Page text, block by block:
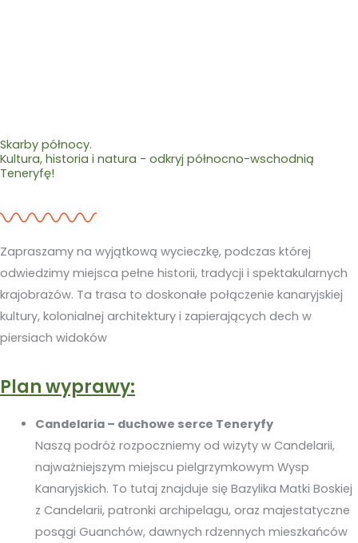
Skarby północy.
Kultura, historia i natura - odkryj północno-wschodnią
Teneryfę!
Zapraszamy na wyjątkową wycieczkę, podczas której
odwiedzimy miejsca pełne historii, tradycji i spektakularnych
krajobrazów. Ta trasa to doskonałe połączenie kanaryjskiej
kultury, kolonialnej architektury i zapierających dech w
piersiach widoków
Plan wyprawy:
Candelaria – duchowe serce Teneryfy
Naszą podróż rozpoczniemy od wizyty w Candelarii,
najważniejszym miejscu pielgrzymkowym Wysp
Kanaryjskich. To tutaj znajduje się Bazylika Matki Boskiej
z Candelarii, patronki archipelagu, oraz majestatyczne
posągi Guanchów, dawnych rdzennych mieszkańców